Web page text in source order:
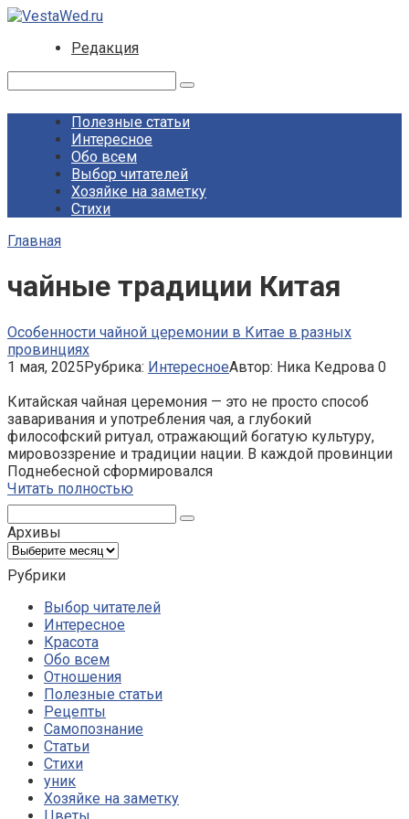
Перейти
контенту
Редакция
Полезные статьи
Интересное
Обо всем
Выбор читателей
Хозяйке на заметку
Стихи
Главная
чайные традиции Китая
Особенности чайной церемонии в Китае в разных
провинциях
1 мая, 2025Рубрика: ИнтересноеАвтор: Ника Кедрова 0
Китайская чайная церемония — это не просто способ
заваривания и употребления чая, а глубокий
философский ритуал, отражающий богатую культуру,
мировоззрение и традиции нации. В каждой провинции
Поднебесной сформировался
Читать полностью
Архивы
Архивы
Рубрики
Выбор читателей
Интересное
Красота
Обо всем
Отношения
Полезные статьи
Рецепты
Самопознание
Статьи
Стихи
уник
Хозяйке на заметку